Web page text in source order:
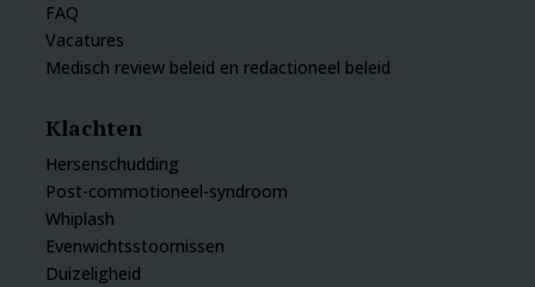
FAQ
Vacatures
Medisch review beleid en redactioneel beleid
Klachten
Hersenschudding
Post-commotioneel-syndroom
Whiplash
Evenwichtsstoornissen
Duizeligheid